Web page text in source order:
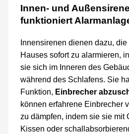
Innen- und
funktioniert
Innensirenen dienen dazu,
Hauses sofort zu alarmieren,
sie sich im Inneren des
während des Schlafens. Sie
Funktion, Einbrecher
können erfahrene Einbrecher
zu dämpfen, indem sie sie mit
Kissen oder